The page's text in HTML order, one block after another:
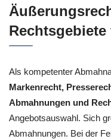
Als kompetenter
Markenrecht,
Abmahnungen und
Angebotsauswahl. Sich
Abmahnungen. Bei der